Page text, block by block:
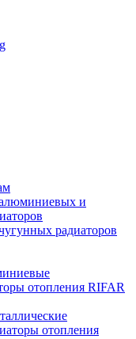
и
радиаторов
отопления RIFAR
отопления